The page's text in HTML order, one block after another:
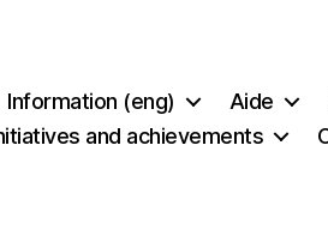
Information (eng) Aide
and achievements